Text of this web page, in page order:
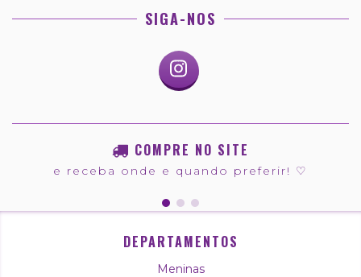
SIGA-NOS
COMPRE NO SITE
e receba onde e quando preferir! ♡
DEPARTAMENTOS
Meninas